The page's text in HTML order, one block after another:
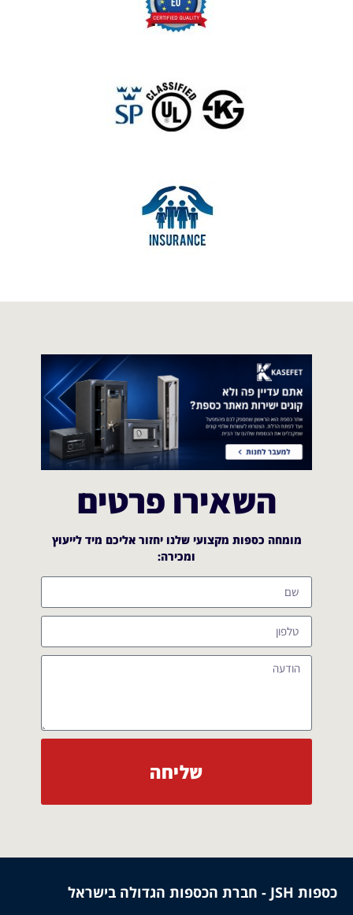
השאירו פרטים
מומחה כספות מקצועי שלנו יחזור אליכם מיד לייעוץ
ומכירה:​
שליחה
כספות JSH - חברת הכספות הגדולה בישראל